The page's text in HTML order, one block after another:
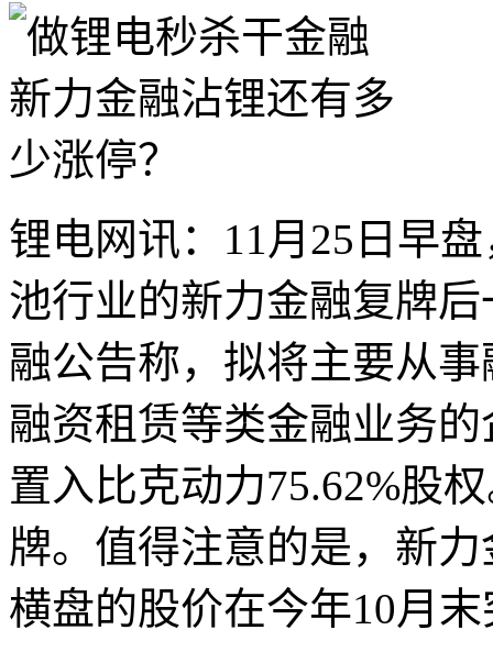
锂电网讯：11月25日早
池行业的新力金融复牌
融公告称，拟将主要从
融资租赁等类金融业务
置入比克动力75.62%股
牌。值得注意的是，新
横盘的股价在今年10月